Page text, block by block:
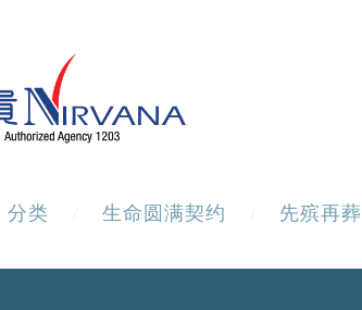
分类 生命圆满契约 先殡再葬